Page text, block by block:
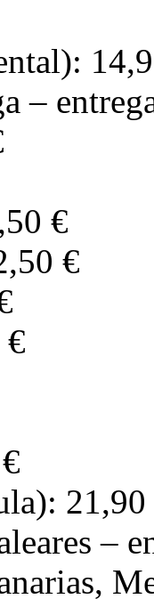
–
€
€
€
21,90
–